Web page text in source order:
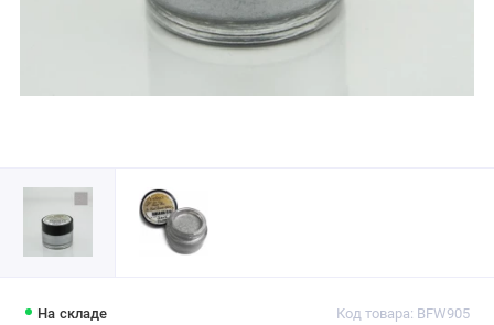
На складе Код товара: BFW905